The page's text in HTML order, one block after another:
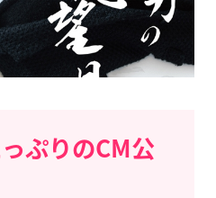
ぷりのCM公